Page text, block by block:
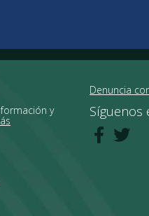
y
Denuncia
Síguenos